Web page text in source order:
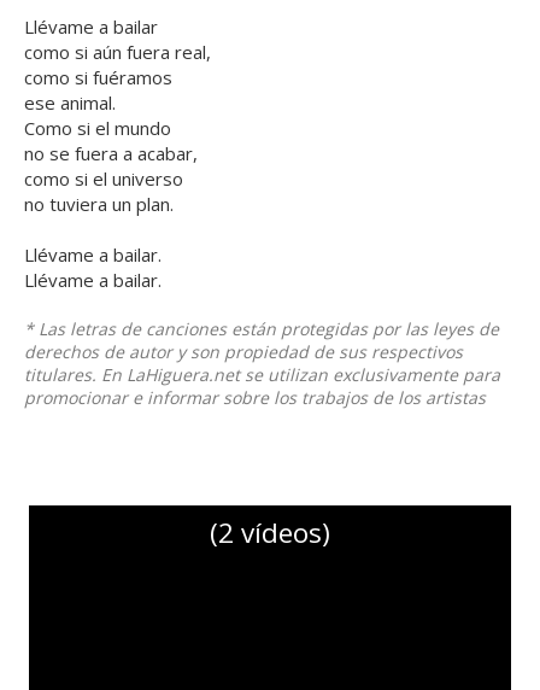
Llévame a bailar
como si aún fuera real,
como si fuéramos
ese animal.
Como si el mundo
no se fuera a acabar,
como si el universo
no tuviera un plan.
Llévame a bailar.
Llévame a bailar.
* Las letras de canciones están protegidas por las leyes de
derechos de autor y son propiedad de sus respectivos
titulares. En LaHiguera.net se utilizan exclusivamente para
promocionar e informar sobre los trabajos de los artistas
(2 vídeos)